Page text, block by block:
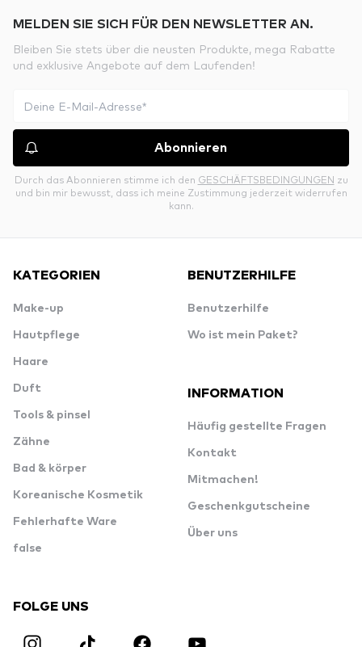
MELDEN SIE SICH FÜR DEN NEWSLETTER AN.
Bleiben Sie stets über die neusten Produkte, mega Rabatte
und exklusive Angebote auf dem Laufenden!
Abonnieren
Durch das Abonnieren stimme ich den GESCHÄFTSBEDINGUNGEN zu
und bin mir bewusst, dass ich meine Zustimmung jederzeit widerrufen
kann.
KATEGORIEN
Make-up
Hautpflege
Haare
Duft
Tools & pinsel
Zähne
Bad & körper
Koreanische Kosmetik
Fehlerhafte Ware
false
BENUTZERHILFE
Benutzerhilfe
Wo ist mein Paket?
INFORMATION
Häufig gestellte Fragen
Kontakt
Mitmachen!
Geschenkgutscheine
Über uns
FOLGE UNS